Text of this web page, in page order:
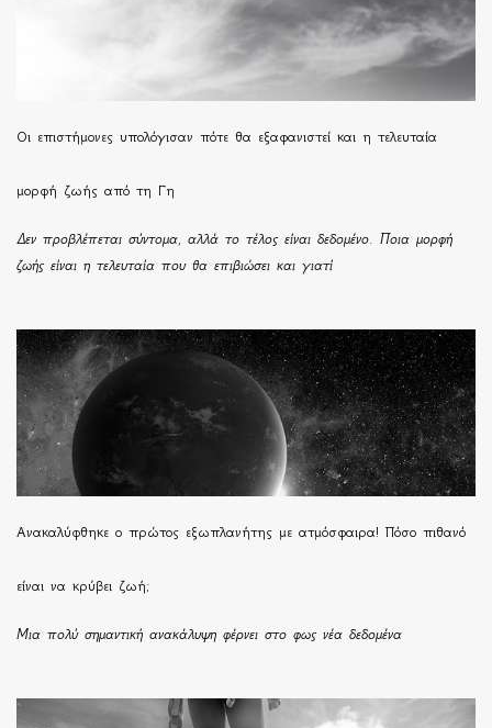
Οι επιστήμονες υπολόγισαν πότε θα εξαφανιστεί και η τελευταία
μορφή ζωής από τη Γη
Δεν προβλέπεται σύντομα, αλλά το τέλος είναι δεδομένο. Ποια μορφή
ζωής είναι η τελευταία που θα επιβιώσει και γιατί
Ανακαλύφθηκε ο πρώτος εξωπλανήτης με ατμόσφαιρα! Πόσο πιθανό
είναι να κρύβει ζωή;
Μια πολύ σημαντική ανακάλυψη φέρνει στο φως νέα δεδομένα